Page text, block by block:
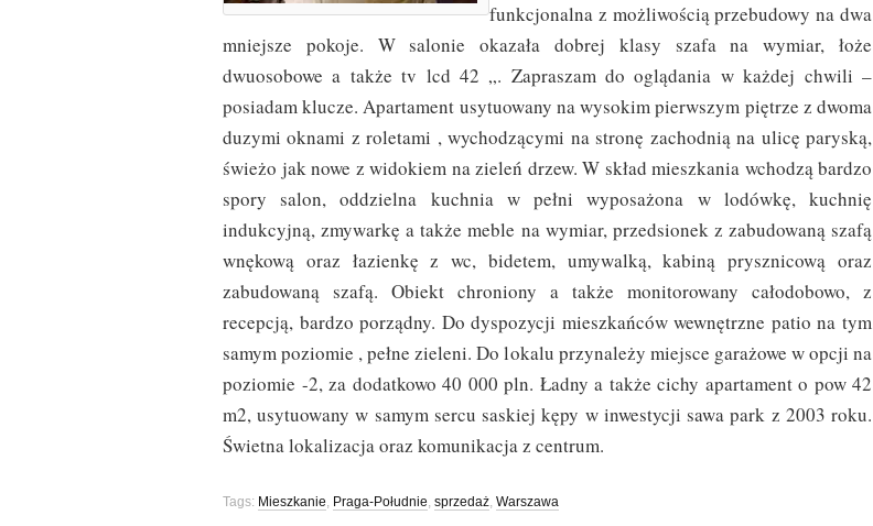
funkcjonalna z możliwością przebudowy na dwa
mniejsze pokoje. W salonie okazała dobrej klasy szafa na wymiar, łoże
dwuosobowe a także tv lcd 42 „. Zapraszam do oglądania w każdej chwili –
posiadam klucze. Apartament usytuowany na wysokim pierwszym piętrze z dwoma
duzymi oknami z roletami , wychodzącymi na stronę zachodnią na ulicę paryską,
świeżo jak nowe z widokiem na zieleń drzew. W skład mieszkania wchodzą bardzo
spory salon, oddzielna kuchnia w pełni wyposażona w lodówkę, kuchnię
indukcyjną, zmywarkę a także meble na wymiar, przedsionek z zabudowaną szafą
wnękową oraz łazienkę z wc, bidetem, umywalką, kabiną prysznicową oraz
zabudowaną szafą. Obiekt chroniony a także monitorowany całodobowo, z
recepcją, bardzo porządny. Do dyspozycji mieszkańców wewnętrzne patio na tym
samym poziomie , pełne zieleni. Do lokalu przynależy miejsce garażowe w opcji na
poziomie -2, za dodatkowo 40 000 pln. Ładny a także cichy apartament o pow 42
m2, usytuowany w samym sercu saskiej kępy w inwestycji sawa park z 2003 roku.
Świetna lokalizacja oraz komunikacja z centrum.
Tags: Mieszkanie, Praga-Południe, sprzedaż, Warszawa